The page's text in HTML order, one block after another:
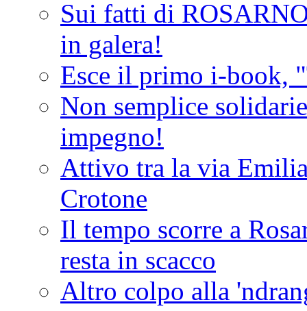
Sui fatti di
in galera!
Esce il primo i-book,
Non semplice
impegno!
Attivo tra la via
Crotone
Il tempo scorre a
resta in scacco
Altro colpo alla